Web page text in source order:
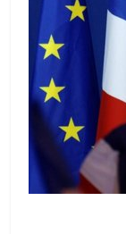
RAIS